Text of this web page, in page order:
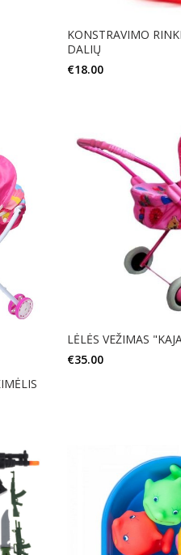
KONSTRAVIMO
DALIŲ
€18.00
LĖLĖS VEŽIMAS
€35.00